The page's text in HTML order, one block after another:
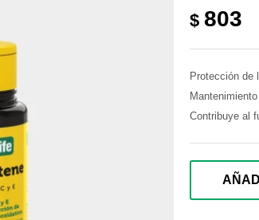
$ 803
Protección de
Contribuye al